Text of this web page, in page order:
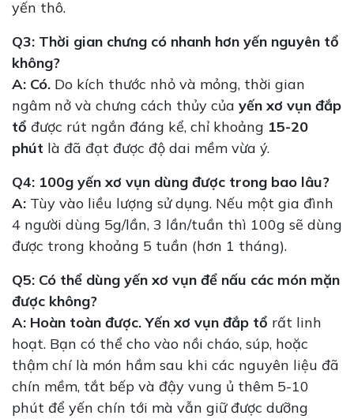
yến thô.
Q3: Thời gian chưng có nhanh hơn yến nguyên tổ
không?
A: Có. Do kích thước nhỏ và mỏng, thời gian
ngâm nở và chưng cách thủy của yến xơ vụn đắp
tổ được rút ngắn đáng kể, chỉ khoảng 15-20
phút là đã đạt được độ dai mềm vừa ý.
Q4: 100g yến xơ vụn dùng được trong bao lâu?
A: Tùy vào liều lượng sử dụng. Nếu một gia đình
4 người dùng 5g/lần, 3 lần/tuần thì 100g sẽ dùng
được trong khoảng 5 tuần (hơn 1 tháng).
Q5: Có thể dùng yến xơ vụn để nấu các món mặn
được không?
A: Hoàn toàn được. Yến xơ vụn đắp tổ rất linh
hoạt. Bạn có thể cho vào nồi cháo, súp, hoặc
thậm chí là món hầm sau khi các nguyên liệu đã
chín mềm, tắt bếp và đậy vung ủ thêm 5-10
phút để yến chín tới mà vẫn giữ được dưỡng